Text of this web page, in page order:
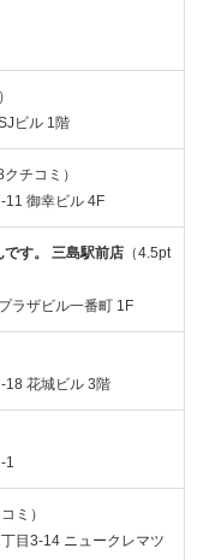
ビル 1階
チコミ）
11 御幸ビル 4F
す。 三島駅前店 （4.5pt
ラザビル一番町 1F
18 花城ビル 3階
1
ミ）
目3-14 ニュークレマツ